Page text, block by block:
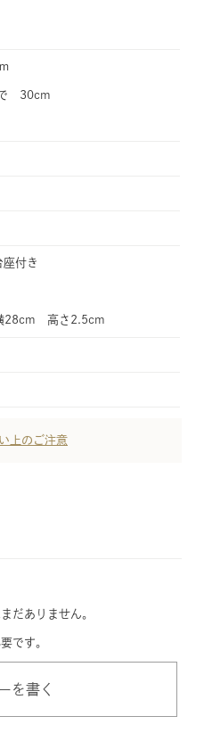
30cm
付き
高さ2.5cm
上のご注意
だありません。
です。
を書く